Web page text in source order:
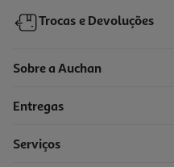
-10%
Trocas e Devoluções
Sobre a Auchan
Entregas
Serviços